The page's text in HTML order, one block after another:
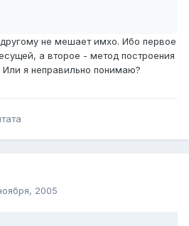
не мешает имхо. Ибо первое
а второе - метод построения
я неправильно понимаю?
2005